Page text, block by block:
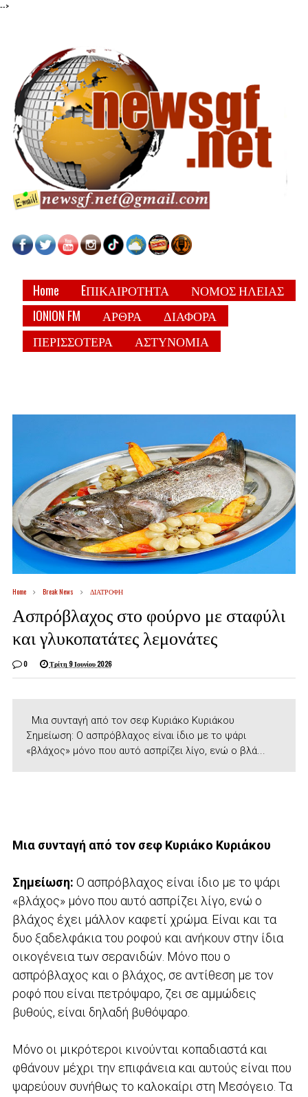
-->
Home EΠΙΚΑΙΡΟΤΗΤΑ
ΝΟΜΟΣ ΗΛΕΙΑΣ
IONION FM
ΑΡΘΡΑ
ΔΙΑΦΟΡΑ
ΠΕΡΙΣΣΟΤΕΡΑ
ΑΣΤΥΝΟΜΙΑ
Home Break News ΔΙΑΤΡΟΦΗ
Ασπρόβλαχος στο φούρνο με σταφύλι
και γλυκοπατάτες λεμονάτες
0 Τρίτη 9 Ιουνίου 2026
Μια συνταγή από τον σεφ Κυριάκο Κυριάκου
Σημείωση: Ο ασπρόβλαχος είναι ίδιο με το ψάρι
«βλάχος» μόνο που αυτό ασπρίζει λίγο, ενώ ο βλά...
Μια συνταγή από τον σεφ Κυριάκο Κυριάκου
Σημείωση: Ο ασπρόβλαχος είναι ίδιο με το ψάρι
«βλάχος» μόνο που αυτό ασπρίζει λίγο, ενώ ο
βλάχος έχει μάλλον καφετί χρώμα. Είναι και τα
δυο ξαδελφάκια του ροφού και ανήκουν στην ίδια
οικογένεια των σερανιδών. Μόνο που ο
ασπρόβλαχος και ο βλάχος, σε αντίθεση με τον
ροφό που είναι πετρόψαρο, ζει σε αμμώδεις
βυθούς, είναι δηλαδή βυθόψαρο.
Μόνο οι μικρότεροι κινούνται κοπαδιαστά και
φθάνουν μέχρι την επιφάνεια και αυτούς είναι που
ψαρεύουν συνήθως το καλοκαίρι στη Μεσόγειο. Τα